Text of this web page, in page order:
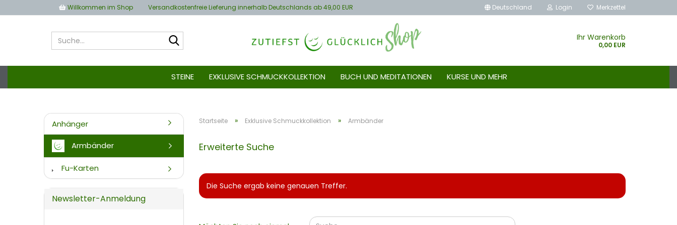
Willkommen im Shop Versandkostenfreie Lieferung innerhalb Deutschlands ab 49,00 EUR Deutschland Login Merkzettel
Ihr Warenkorb
0,00 EUR
STEINE EXKLUSIVE SCHMUCKKOLLEKTION BUCH UND MEDITATIONEN KURSE UND MEHR
Startseite » Exklusive Schmuckkollektion » Armbänder
Erweiterte Suche
Die Suche ergab keine genauen Treffer.
MÖCHTEN
Anhänger
Armbänder
Fu-Karten
Newsletter-Anmeldung